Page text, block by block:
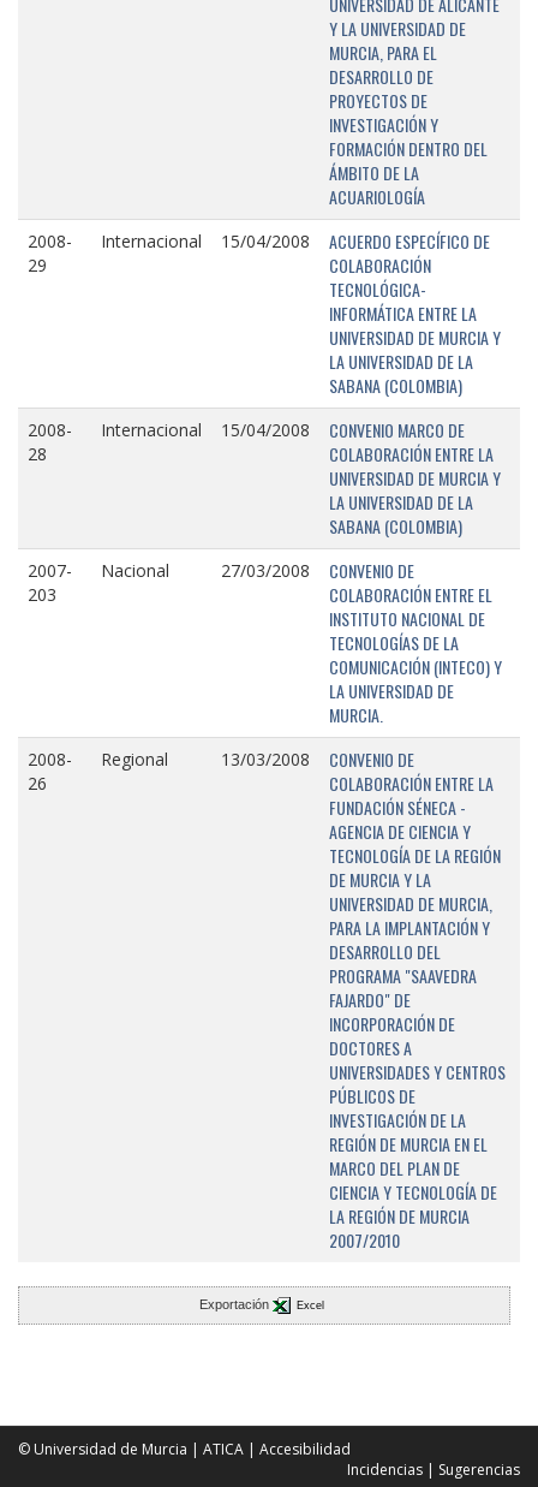
Y LA UNIVERSIDAD DE
MURCIA, PARA EL
DESARROLLO DE
PROYECTOS DE
INVESTIGACIÓN Y
FORMACIÓN DENTRO DEL
ÁMBITO DE LA
ACUARIOLOGÍA
2008-
29
Internacional 15/04/2008
ACUERDO ESPECÍFICO DE
COLABORACIÓN
TECNOLÓGICA-
INFORMÁTICA ENTRE LA
UNIVERSIDAD DE MURCIA Y
LA UNIVERSIDAD DE LA
SABANA (COLOMBIA)
2008-
28
Internacional 15/04/2008
CONVENIO MARCO DE
COLABORACIÓN ENTRE LA
UNIVERSIDAD DE MURCIA Y
LA UNIVERSIDAD DE LA
SABANA (COLOMBIA)
2007-
203
Nacional 27/03/2008
CONVENIO DE
COLABORACIÓN ENTRE EL
INSTITUTO NACIONAL DE
TECNOLOGÍAS DE LA
COMUNICACIÓN (INTECO) Y
LA UNIVERSIDAD DE
MURCIA.
2008-
26
Regional 13/03/2008
CONVENIO DE
COLABORACIÓN ENTRE LA
FUNDACIÓN SÉNECA -
AGENCIA DE CIENCIA Y
TECNOLOGÍA DE LA REGIÓN
DE MURCIA Y LA
UNIVERSIDAD DE MURCIA,
PARA LA IMPLANTACIÓN Y
DESARROLLO DEL
PROGRAMA "SAAVEDRA
FAJARDO" DE
INCORPORACIÓN DE
DOCTORES A
UNIVERSIDADES Y CENTROS
PÚBLICOS DE
INVESTIGACIÓN DE LA
REGIÓN DE MURCIA EN EL
MARCO DEL PLAN DE
CIENCIA Y TECNOLOGÍA DE
LA REGIÓN DE MURCIA
2007/2010
Exportación Excel
© Universidad de Murcia | ATICA | Accesibilidad
Incidencias | Sugerencias